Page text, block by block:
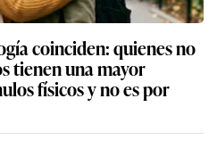
coinciden: quienes no
tienen una mayor
físicos y no es por